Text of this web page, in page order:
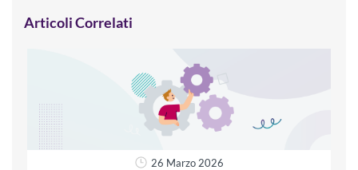
Articoli Correlati
26 Marzo 2026